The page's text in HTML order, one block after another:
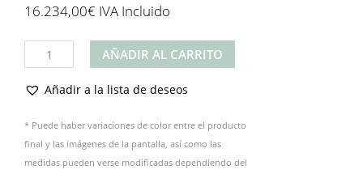
16.234,00€ IVA Incluido
Producto
cantidad
AÑADIR AL CARRITO
Añadir a la lista de deseos
* Puede haber variaciones de color entre el producto
final y las imágenes de la pantalla, así como las
medidas pueden verse modificadas dependiendo del